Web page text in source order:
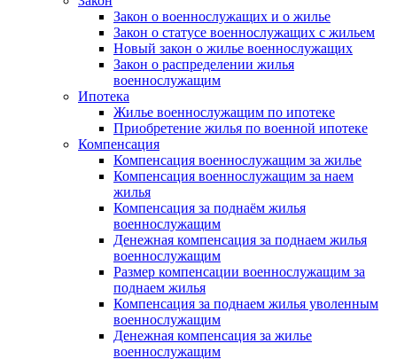
Закон о военнослужащих и о жилье
Закон о статусе военнослужащих с жильем
Новый закон о жилье военнослужащих
Закон о распределении жилья
военнослужащим
Ипотека
Жилье военнослужащим по ипотеке
Приобретение жилья по военной ипотеке
Компенсация
Компенсация военнослужащим за жилье
Компенсация военнослужащим за наем
жилья
Компенсация за поднаём жилья
военнослужащим
Денежная компенсация за поднаем жилья
военнослужащим
Размер компенсации военнослужащим за
поднаем жилья
Компенсация за поднаем жилья уволенным
военнослужащим
Денежная компенсация за жилье
военнослужащим